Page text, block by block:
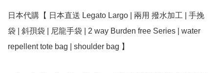
日本代購【 日本直送 Legato Largo | 兩用 撥水加工 | 手挽
袋 | 斜孭袋 | 尼龍手袋 | 2 way Burden free Series | water
repellent tote bag | shoulder bag 】